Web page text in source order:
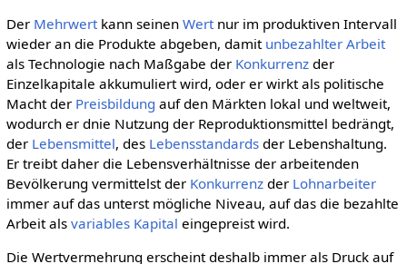
Der Mehrwertkann seinen Wertnur im produktiven Intervall
wieder an die Produkte abgeben, damit unbezahlter Arbeit
als Technologie nach Maßgabe der Konkurrenzder
Einzelkapitale akkumuliert wird, oder er wirkt als politische
Macht der Preisbildung auf den Märkten lokal und weltweit,
wodurch er dnie Nutzung der Reproduktionsmittel bedrängt,
der Lebensmittel, des Lebensstandardsder Lebenshaltung.
Er treibt daher die Lebensverhältnisse der arbeitenden
Bevölkerung vermittelst der Konkurrenzder Lohnarbeiter
immer auf das unterst mögliche Niveau, auf das die bezahlte
Arbeit als variables Kapital eingepreist wird.
Die Wertvermehrung erscheint deshalb immer als Druck auf